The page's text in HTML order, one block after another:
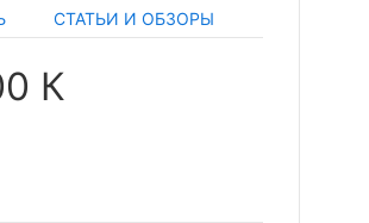
СТАТЬИ И ОБЗОРЫ
К